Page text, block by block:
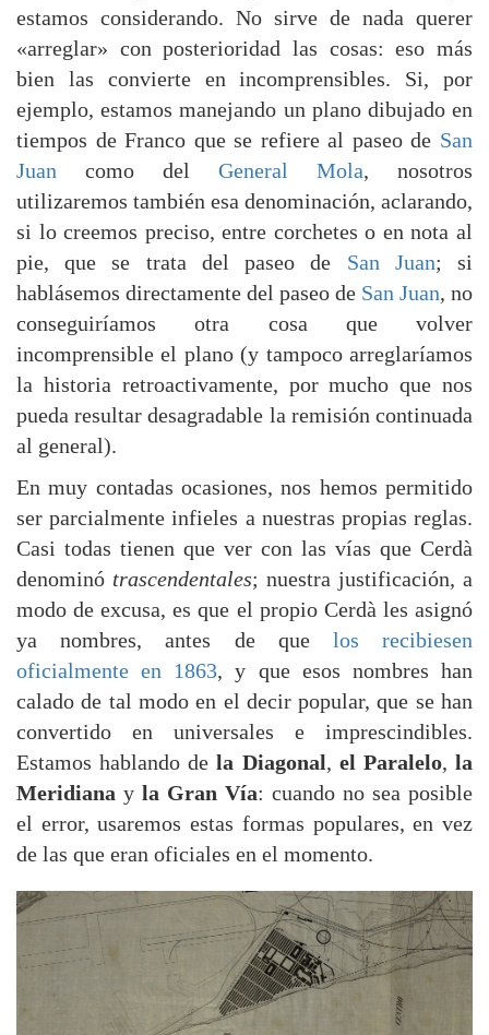
estamos considerando. No sirve de nada querer
«arreglar» con posterioridad las cosas: eso más
bien las convierte en incomprensibles. Si, por
ejemplo, estamos manejando un plano dibujado en
tiempos de Franco que se refiere al paseo de San
Juan como del General Mola, nosotros
utilizaremos también esa denominación, aclarando,
si lo creemos preciso, entre corchetes o en nota al
pie, que se trata del paseo de San Juan; si
hablásemos directamente del paseo de San Juan, no
conseguiríamos otra cosa que volver
incomprensible el plano (y tampoco arreglaríamos
la historia retroactivamente, por mucho que nos
pueda resultar desagradable la remisión continuada
al general).
En muy contadas ocasiones, nos hemos permitido
ser parcialmente infieles a nuestras propias reglas.
Casi todas tienen que ver con las vías que Cerdà
denominó trascendentales; nuestra justificación, a
modo de excusa, es que el propio Cerdà les asignó
ya nombres, antes de que los recibiesen
oficialmente en 1863, y que esos nombres han
calado de tal modo en el decir popular, que se han
convertido en universales e imprescindibles.
Estamos hablando dela Diagonal, el Paralelo,la
Meridiana y la Gran Vía: cuando no sea posible
el error, usaremos estas formas populares, en vez
de las que eran oficiales en el momento.